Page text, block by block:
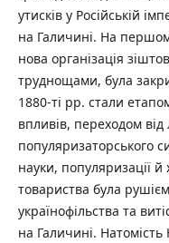
утисків у Російській
на Галичині. На
нова організація
труднощами, була
1880-ті рр. стали
впливів, переходом від
популяризаторського
науки, популяризації
товариства була
українофільства та
на Галичині. Натомість